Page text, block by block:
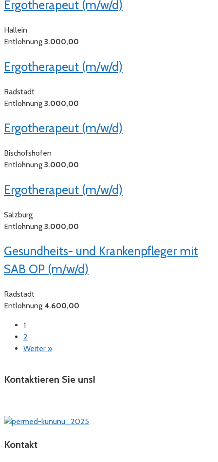
Ergotherapeut (m/w/d)
Hallein
Entlohnung 3.000,00
Ergotherapeut (m/w/d)
Radstadt
Entlohnung 3.000,00
Ergotherapeut (m/w/d)
Bischofshofen
Entlohnung 3.000,00
Ergotherapeut (m/w/d)
Salzburg
Entlohnung 3.000,00
Gesundheits- und Krankenpfleger mit
SAB OP (m/w/d)
Radstadt
Entlohnung 4.600,00
1
2
Weiter »
Kontaktieren Sie uns!
Kontakt